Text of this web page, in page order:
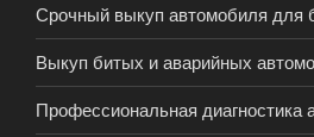
Срочный выкуп автомобиля для
Выкуп битых и аварийных
Профессиональная диагностика